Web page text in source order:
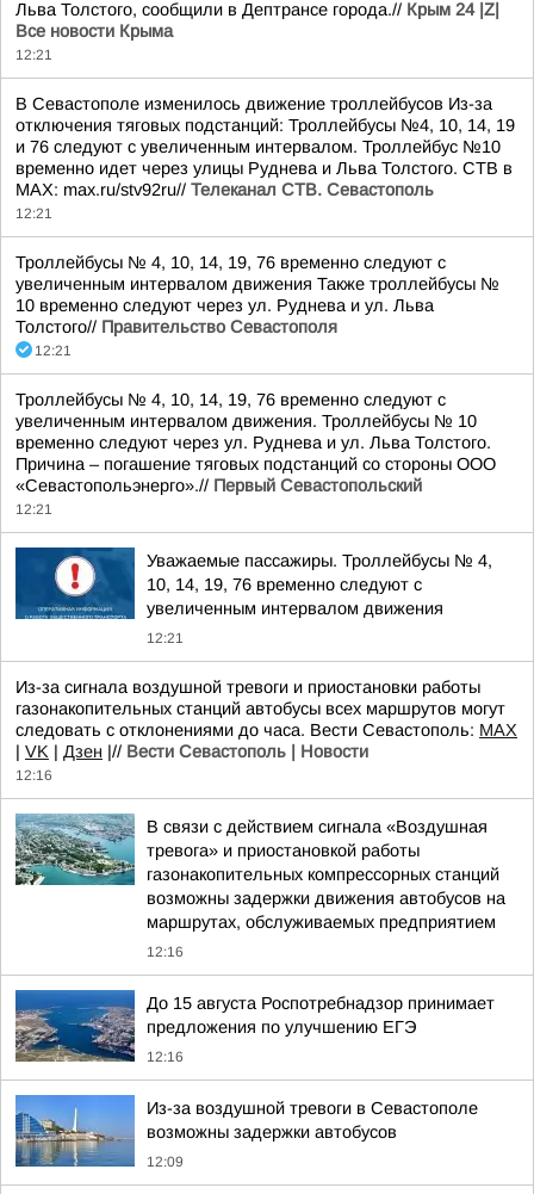
Льва Толстого, сообщили в Дептрансе города.// Крым 24 |Z|
Все новости Крыма
12:21
В Севастополе изменилось движение троллейбусов Из-за
отключения тяговых подстанций: Троллейбусы №4, 10, 14, 19
и 76 следуют с увеличенным интервалом. Троллейбус №10
временно идет через улицы Руднева и Льва Толстого. СТВ в
MAX: max.ru/stv92ru// Телеканал CТВ. Севастополь
12:21
Троллейбусы № 4, 10, 14, 19, 76 временно следуют с
увеличенным интервалом движения Также троллейбусы №
10 временно следуют через ул. Руднева и ул. Льва
Толстого// Правительство Севастополя
12:21
Троллейбусы № 4, 10, 14, 19, 76 временно следуют с
увеличенным интервалом движения. Троллейбусы № 10
временно следуют через ул. Руднева и ул. Льва Толстого.
Причина – погашение тяговых подстанций со стороны ООО
«Севастопольэнерго».// Первый Севастопольский
12:21
Уважаемые пассажиры. Троллейбусы № 4,
10, 14, 19, 76 временно следуют с
увеличенным интервалом движения
12:21
Из-за сигнала воздушной тревоги и приостановки работы
газонакопительных станций автобусы всех маршрутов могут
следовать с отклонениями до часа. Вести Севастополь: MAX
| VK | Дзен |// Вести Севастополь | Новости
12:16
В связи с действием сигнала «Воздушная
тревога» и приостановкой работы
газонакопительных компрессорных станций
возможны задержки движения автобусов на
маршрутах, обслуживаемых предприятием
12:16
До 15 августа Роспотребнадзор принимает
предложения по улучшению ЕГЭ
12:16
Из-за воздушной тревоги в Севастополе
возможны задержки автобусов
12:09